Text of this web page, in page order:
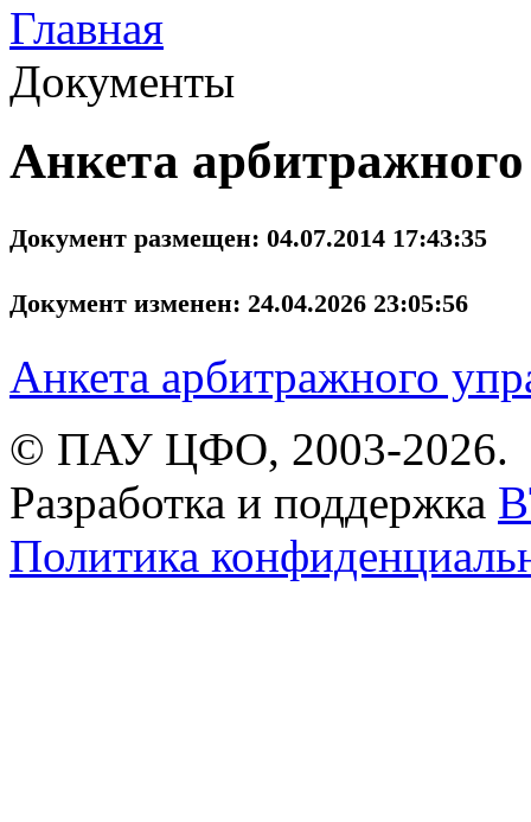
Главная
Документы
Анкета
Документ размещен: 04.07.2014 17:43:35
Документ изменен: 24.04.2026 23:05:56
Анкета арбитражного
© ПАУ ЦФО, 2003-2026.
Разработка и поддержка
Политика